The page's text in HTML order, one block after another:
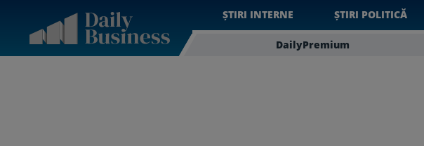
ȘTIRI INTERNE ȘTIRI POLITICĂ
DailyPremium